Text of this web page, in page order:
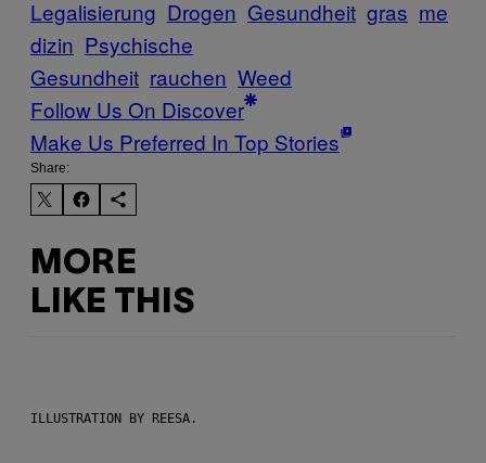
Legalisierung Drogen Gesundheit gras me
dizin Psychische
Gesundheit rauchen Weed
Follow Us On Discover
Make Us Preferred In Top Stories
Share:
MORE
LIKE THIS
ILLUSTRATION BY REESA.